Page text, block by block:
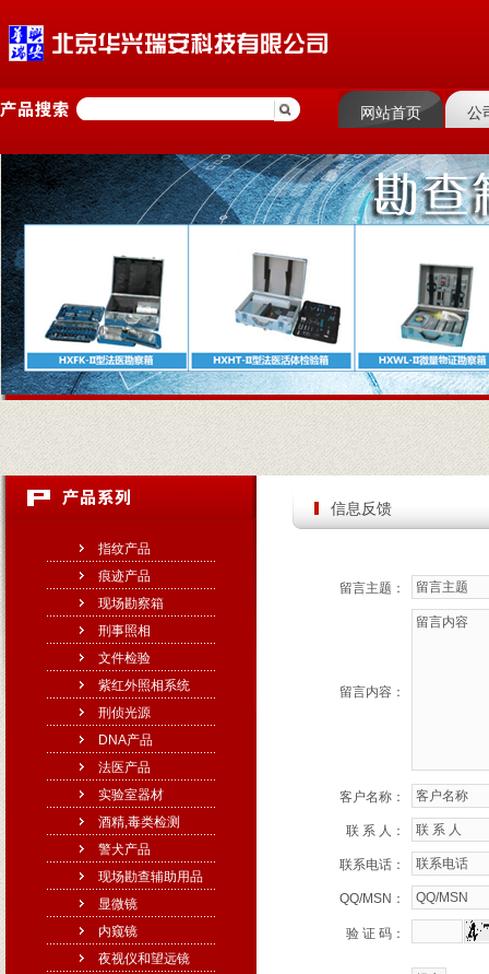
网站首页 公
指纹产品
痕迹产品
现场勘察箱
刑事照相
文件检验
紫红外照相系统
刑侦光源
DNA产品
法医产品
实验室器材
酒精,毒类检测
警犬产品
现场勘查辅助用品
显微镜
内窥镜
夜视仪和望远镜
信息反馈
留言主题：
留言内容：
客户名称：
联 系 人：
联系电话：
QQ/MSN：
验 证 码：